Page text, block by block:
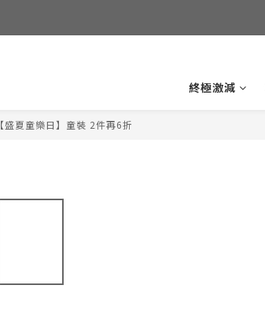
終極激減
【盛夏童樂日】童裝 2件再6折